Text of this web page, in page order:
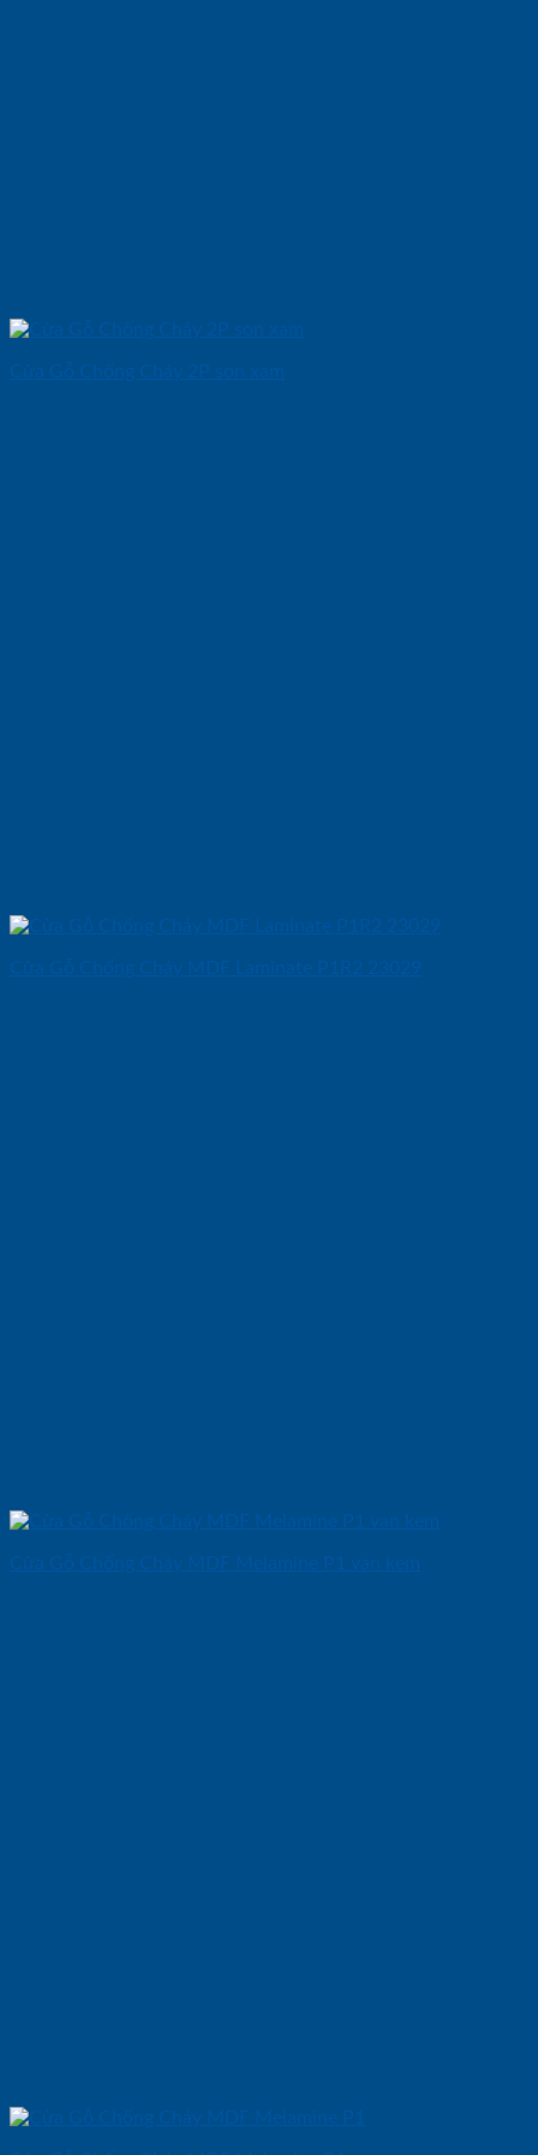
Cửa Gỗ Chống Cháy 2P son xam
Cửa Gỗ Chống Cháy MDF Laminate P1R2 23029
Cửa Gỗ Chống Cháy MDF Melamine P1 van kem